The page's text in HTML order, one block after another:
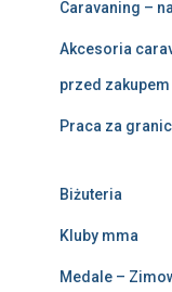
Caravaning –
Akcesoria
przed zakupem
Praca za
Biżuteria
Kluby mma
Medale –